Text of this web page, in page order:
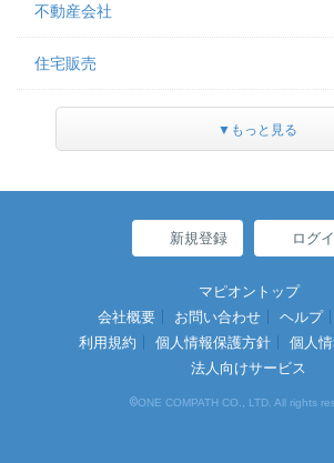
不動産会社
住宅販売
▼もっと見る
新規登録 ログ
マピオントップ
会社概要
お問い合わせ ヘルプ
利用規約
個人情報保護方針
個人
法人向けサービス
©ONE COMPATH CO., LTD. All rights